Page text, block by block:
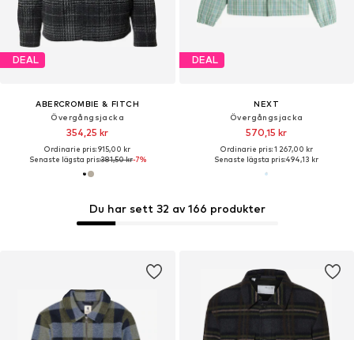
DEAL
ABERCROMBIE & FITCH
Övergångsjacka
354,25 kr
Ordinarie pris: 915,00 kr
Senaste lägsta pris:381,50 kr-7%
DEAL
NEXT
Övergångsjacka
570,15 kr
Ordinarie pris: 1 267,00 kr
Senaste lägsta pris:494,13 kr
Du har sett 32 av 166 produkter